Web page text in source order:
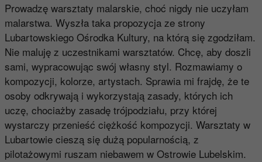
Prowadzę warsztaty malarskie, choć nigdy nie uczyłam
malarstwa. Wyszła taka propozycja ze strony
Lubartowskiego Ośrodka Kultury, na którą się zgodziłam.
Nie maluję z uczestnikami warsztatów. Chcę, aby doszli
sami, wypracowując swój własny styl. Rozmawiamy o
kompozycji, kolorze, artystach. Sprawia mi frajdę, że te
osoby odkrywają i wykorzystają zasady, których ich
uczę, chociażby zasadę trójpodziału, przy której
wystarczy przenieść ciężkość kompozycji. Warsztaty w
Lubartowie cieszą się dużą popularnością, z
pilotażowymi ruszam niebawem w Ostrowie Lubelskim.